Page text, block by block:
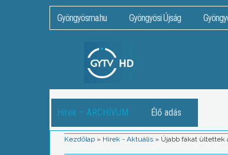
Gyöngyösma.hu Gyöngyösi Újság
Hírek – ARCHÍVUM Élő adás
Kezdőlap » Hírek - Aktuális » Újabb fákat ültettek